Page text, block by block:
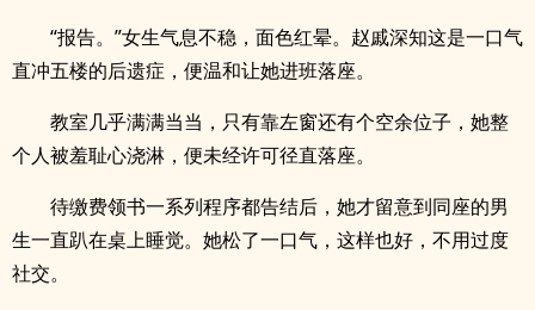
“报告。”女生气息不稳，面色红晕。赵戚深知这是一口气
直冲五楼的后遗症，便温和让她进班落座。
教室几乎满满当当，只有靠左窗还有个空余位子，她整
个人被羞耻心浇淋，便未经许可径直落座。
待缴费领书一系列程序都告结后，她才留意到同座的男
生一直趴在桌上睡觉。她松了一口气，这样也好，不用过度
社交。